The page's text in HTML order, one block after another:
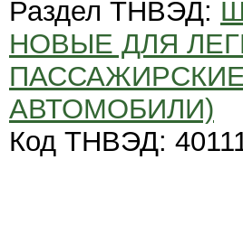
Раздел ТНВЭД:
НОВЫЕ ДЛЯ
АВТОМОБИЛИ)
Код ТНВЭД: